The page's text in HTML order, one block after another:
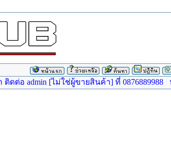
ต่อ admin [ไม่ใช่ผู้ขายสินค้า] ที่